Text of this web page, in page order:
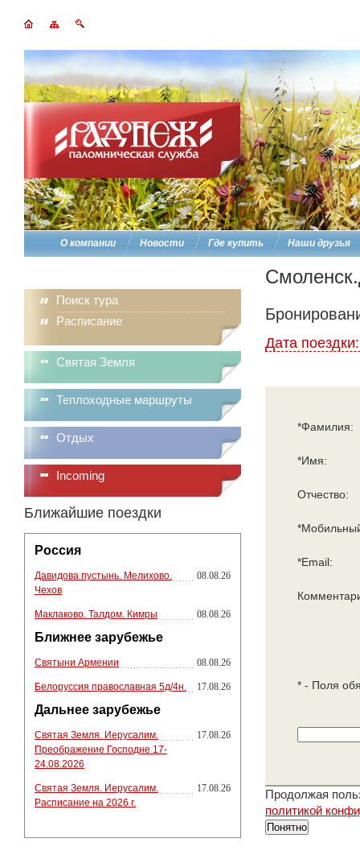
О компании Новости Где купить Наши друзья
Поиск тура
Расписание
Святая Земля
Теплоходные маршруты
Отдых
Incoming
Ближайшие поездки
Россия
Давидова пустынь. Мелихово.
Чехов
08.08.26
Маклаково. Талдом. Кимры 08.08.26
Ближнее зарубежье
Святыни Армении 08.08.26
Белоруссия православная 5д/4н. 17.08.26
Дальнее зарубежье
Святая Земля. Иерусалим.
Преображение Господне 17-
24.08.2026
17.08.26
Святая Земля. Иерусалим.
Расписание на 2026 г.
17.08.26
Дата
*Фамилия:
*Имя:
Отчество:
*Email:
* - Поля
Продолжая
политикой
Понятно